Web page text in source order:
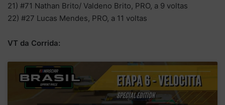
21) #71 Nathan Brito/ Valdeno Brito, PRO, a 9 voltas
22) #27 Lucas Mendes, PRO, a 11 voltas
VT da Corrida: